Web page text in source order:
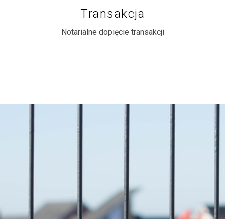
Transakcja
Notarialne dopięcie transakcji